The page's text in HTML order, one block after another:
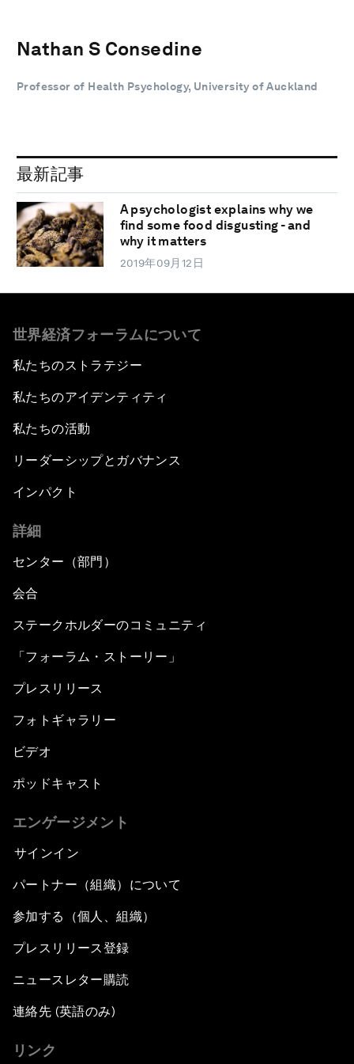
Nathan S Consedine
Professor of Health Psychology, University of Auckland
最新記事
A psychologist explains why we
find some food disgusting - and
why it matters
2019年09月12日
世界経済フォーラムについて
私たちのストラテジー
私たちのアイデンティティ
私たちの活動
リーダーシップとガバナンス
インパクト
詳細
センター（部門）
会合
ステークホルダーのコミュニティ
「フォーラム・ストーリー」
プレスリリース
フォトギャラリー
ビデオ
ポッドキャスト
エンゲージメント
サインイン
パートナー（組織）について
参加する（個人、組織）
プレスリリース登録
ニュースレター購読
連絡先 (英語のみ)
リンク